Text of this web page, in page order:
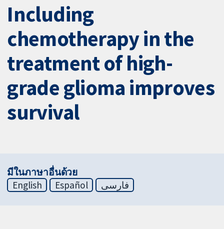
Including
chemotherapy in the
treatment of high-
grade glioma improves
survival
มีในภาษาอื่นด้วย
English
Español فارسی